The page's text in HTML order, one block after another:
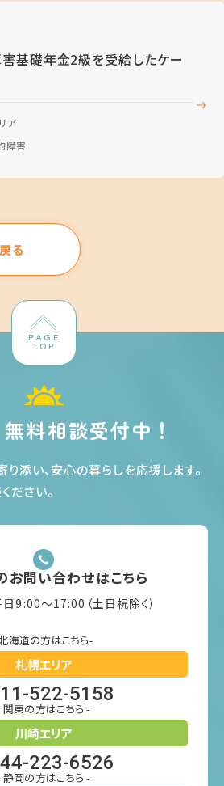
基礎年金2級を受給したケー
ア
障害
る
PAGE
TOP
料相談受付中！
り添い、安心の暮らしを応援します。
ださい。
お問い合わせはこちら
9:00〜17:00（土日祝除く）
海道の方はこちら-
札幌エリア
522-5158
関東の方はこちら -
川崎エリア
223-6526
静岡の方はこちら -